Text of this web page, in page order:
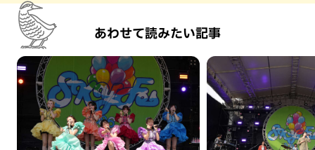
あわせて読みたい記事